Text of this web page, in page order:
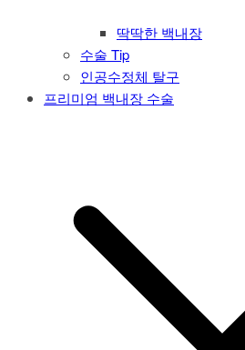
딱딱한 백내장
수술 Tip
인공수정체 탈구
프리미엄 백내장 수술